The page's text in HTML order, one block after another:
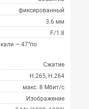
фиксированный
3.6 мм
F/1.8
— 47°по
Сжатие
H.265, H.264
макс. 8 Мбит/с
Изображение